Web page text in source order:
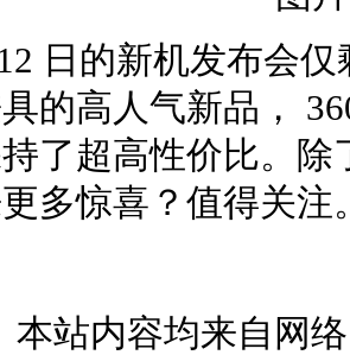
日的新机发布会
的高人气新品，
了超高性价比。
多惊喜？值得关注
本站内容均来自网